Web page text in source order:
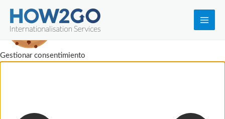
Gestionar consentimiento
Main